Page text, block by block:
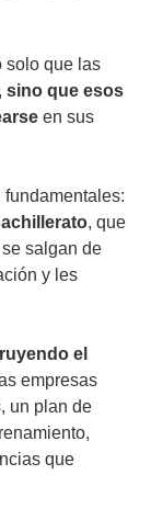
solo que las
sino que esos
en sus
, que
salgan de
y les
el
empresas
un plan de
que